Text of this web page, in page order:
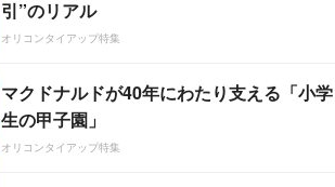
引”のリアル
オリコンタイアップ特集
マクドナルドが40年にわたり支える「小学
生の甲子園」
オリコンタイアップ特集